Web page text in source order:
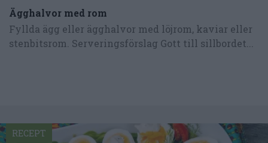
Ägghalvor med rom
Fyllda ägg eller ägghalvor med löjrom, kaviar eller
stenbitsrom. Serveringsförslag Gott till sillbordet...
RECEPT